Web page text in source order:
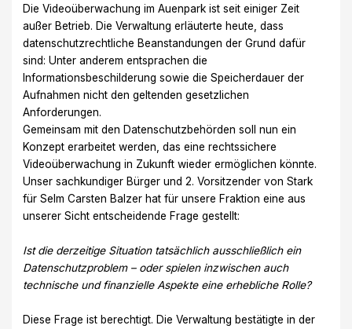
Die Videoüberwachung im Auenpark ist seit einiger Zeit
außer Betrieb. Die Verwaltung erläuterte heute, dass
datenschutzrechtliche Beanstandungen der Grund dafür
sind: Unter anderem entsprachen die
Informationsbeschilderung sowie die Speicherdauer der
Aufnahmen nicht den geltenden gesetzlichen
Anforderungen.
Gemeinsam mit den Datenschutzbehörden soll nun ein
Konzept erarbeitet werden, das eine rechtssichere
Videoüberwachung in Zukunft wieder ermöglichen könnte.
Unser sachkundiger Bürger und 2. Vorsitzender von Stark
für Selm Carsten Balzer hat für unsere Fraktion eine aus
unserer Sicht entscheidende Frage gestellt:
Ist die derzeitige Situation tatsächlich ausschließlich ein
Datenschutzproblem – oder spielen inzwischen auch
technische und finanzielle Aspekte eine erhebliche Rolle?
Diese Frage ist berechtigt. Die Verwaltung bestätigte in der